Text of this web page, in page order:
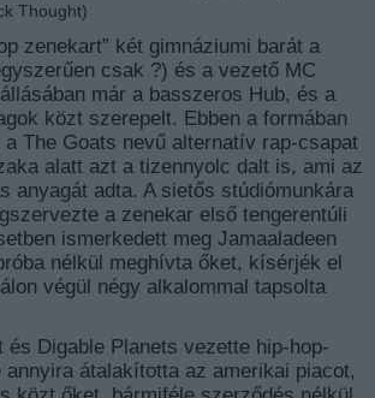
Thought)
zenekart” két gimnáziumi barát a
csak ?) és a vezető MC
már a basszeros Hub, és a
közt szerepelt. Ebben a formában
The Goats nevű alternatív rap-csapat
alatt azt a tizennyolc dalt is, ami az
anyagát adta. A sietős stúdiómunkára
a zenekar első tengerentúli
ismerkedett meg Jamaaladeen
nélkül meghívta őket, kísérjék el
végül négy alkalommal tapsolta
Digable Planets vezette hip-hop-
átalakította az amerikai piacot,